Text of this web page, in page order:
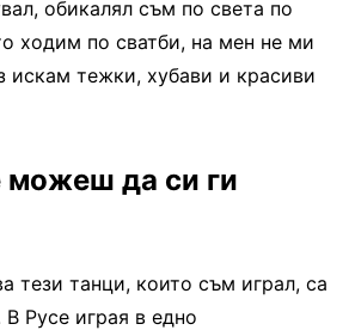
обикалял съм по света по
ходим по сватби, на мен не ми
искам тежки, хубави и красиви
можеш да си ги
тези танци, които съм играл, са
Русе играя в едно